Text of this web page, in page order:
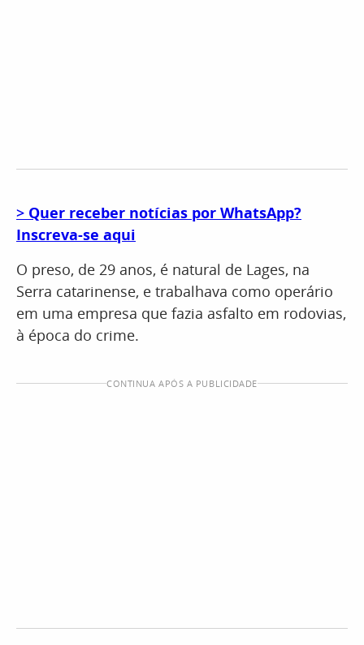
> Quer receber notícias por WhatsApp?
Inscreva-se aqui
O preso, de 29 anos, é natural de Lages, na
Serra catarinense, e trabalhava como operário
em uma empresa que fazia asfalto em rodovias,
à época do crime.
CONTINUA APÓS A PUBLICIDADE